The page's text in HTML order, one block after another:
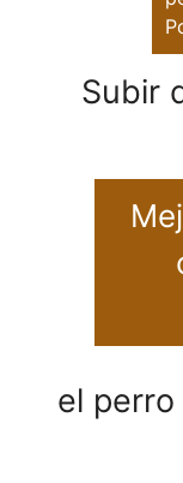
Subir
el